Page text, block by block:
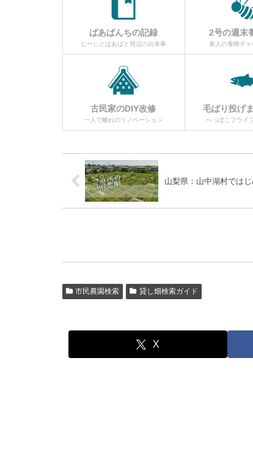
ばあばんちの記録
じーじとばあばと周辺の出来事
2号の週末
素人の養蜂チャ
古民家のDIY改修
一人で離れのリノベーション
毛ばり投げ
へっぽこフライ
山梨県：山中湖村では
市民農園検索 貸し畑検索ガイド
X